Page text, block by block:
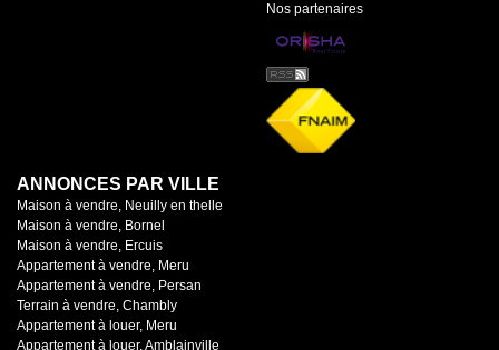
Nos partenaires
ANNONCES PAR VILLE
Maison à vendre, Neuilly en thelle
Maison à vendre, Bornel
Maison à vendre, Ercuis
Appartement à vendre, Meru
Appartement à vendre, Persan
Terrain à vendre, Chambly
Appartement à louer, Meru
Appartement à louer, Amblainville